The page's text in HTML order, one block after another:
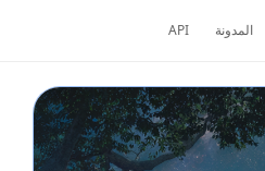
المدونة API